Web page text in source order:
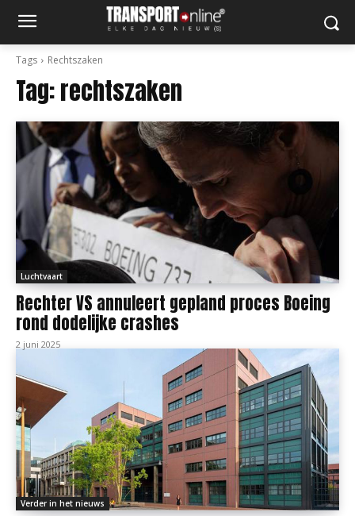
Tags Rechtszaken
Tag:rechtszaken
Luchtvaart
Rechter VS annuleert gepland proces Boeing
rond dodelijke crashes
2 juni 2025
Verder in het nieuws